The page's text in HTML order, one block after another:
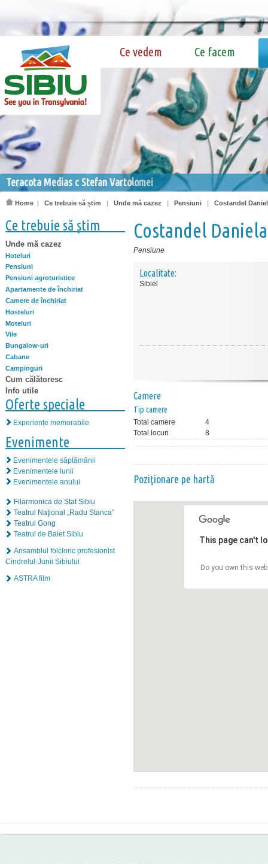
Ce vedem Ce facem
Teracota Medias c Stefan Vartolomei
Home | Ce trebuie să știm | Unde mă cazez | Pensiuni | Costandel
Ce trebuie să știm
Unde mă cazez
Hoteluri
Pensiuni
Pensiuni agroturistice
Apartamente de închiriat
Camere de închiriat
Hosteluri
Moteluri
Vile
Bungalow-uri
Cabane
Campinguri
Cum călătoresc
Info utile
Oferte speciale
Experiențe memorabile
Evenimente
Evenimentele săptămânii
Evenimentele lunii
Evenimentele anului
Filarmonica de Stat Sibiu
Teatrul Naţional „Radu Stanca”
Teatrul Gong
Teatrul de Balet Sibiu
Ansamblul folcloric profesionist
Cindrelul-Junii Sibiului
ASTRA film
Costandel Daniela
Pensiune
Localitate:
Sibiel
Camere
Tip camere
Total camere
4
Total locuri
8
Poziţionare pe hartă
This page can't
Do you own this